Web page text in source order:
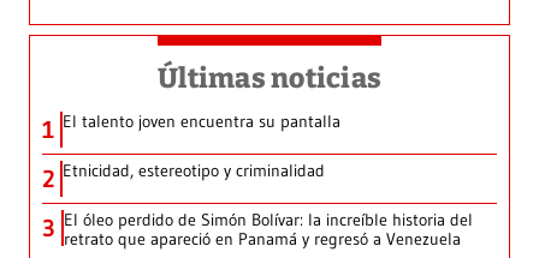
Últimas noticias
1 El talento joven encuentra su pantalla​
2 Etnicidad, estereotipo y criminalidad
3 El óleo perdido de Simón Bolívar: la increíble historia del
retrato que apareció en Panamá y regresó a Venezuela